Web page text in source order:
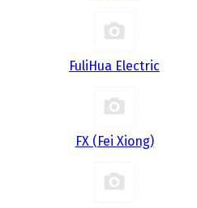
FuliHua Electric
FX (Fei Xiong)